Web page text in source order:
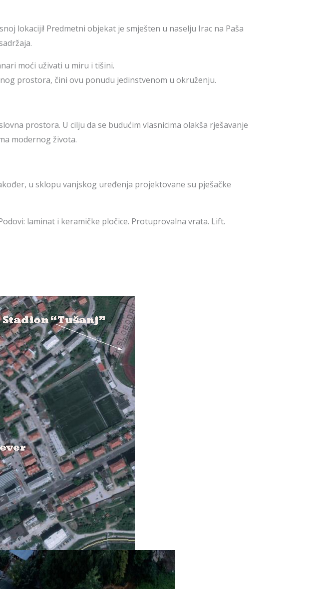
lokaciji! Predmetni objekat je smješten u naselju Irac na Paša
moći uživati u miru i tišini.
prostora, čini ovu ponudu jedinstvenom u okruženju.
prostora. U cilju da se budućim vlasnicima olakša rješavanje
modernog života.
u sklopu vanjskog uređenja projektovane su pješačke
laminat i keramičke pločice. Protuprovalna vrata. Lift.